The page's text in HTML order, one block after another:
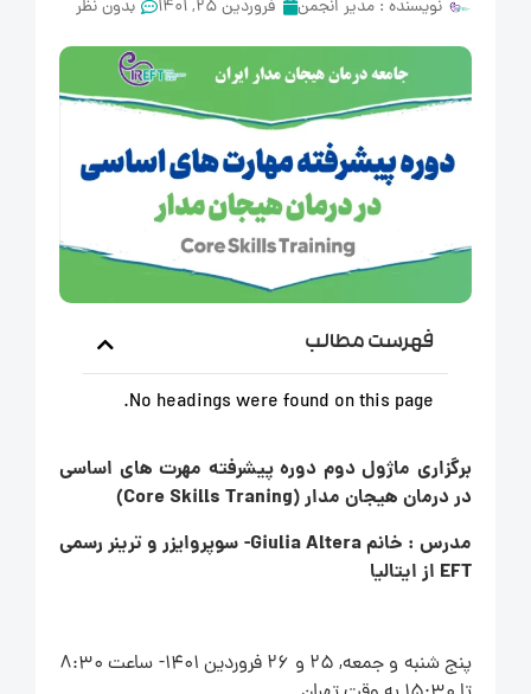
نویسنده :مدیر انجمن فروردین 25, 1401 بدون نظر
فهرست مطالب
No headings were found on this page.
برگزاری ماژول دوم دوره پیشرفته مهرت های اساسی
در درمان هیجان مدار (Core Skills Traning)
مدرس : خانم Giulia Altera- سوپروایزر و ترینر رسمی
پنج شنبه و جمعه, 25 و 26 فروردین 1401- ساعت 8:30